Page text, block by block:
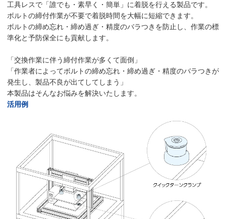
工具レスで「誰でも・素早く・簡単」に着脱を行える製品です。
ボルトの締付作業が不要で着脱時間を大幅に短縮できます。
ボルトの締め忘れ・締め過ぎ・精度のバラつきを防止し、作業の標
準化と予防保全にも貢献します。
「交換作業に伴う締付作業が多くて面倒」
「作業者によってボルトの締め忘れ・締め過ぎ・精度のバラつきが
発生し、製品不良が出てしてしまう」
本製品はそんなお悩みを解決いたします。
活用例